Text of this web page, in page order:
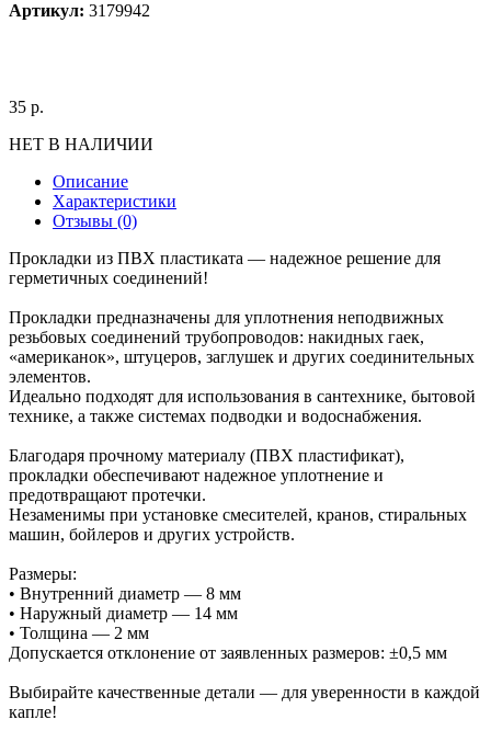
Артикул: 3179942
35 р.
НЕТ В НАЛИЧИИ
Описание
Характеристики
Отзывы (0)
Прокладки из ПВХ пластиката — надежное решение для
герметичных соединений!
Прокладки предназначены для уплотнения неподвижных
резьбовых соединений трубопроводов: накидных гаек,
«американок», штуцеров, заглушек и других соединительных
элементов.
Идеально подходят для использования в сантехнике, бытовой
технике, а также системах подводки и водоснабжения.
Благодаря прочному материалу (ПВХ пластификат),
прокладки обеспечивают надежное уплотнение и
предотвращают протечки.
Незаменимы при установке смесителей, кранов, стиральных
машин, бойлеров и других устройств.
Размеры:
• Внутренний диаметр — 8 мм
• Наружный диаметр — 14 мм
• Толщина — 2 мм
Допускается отклонение от заявленных размеров: ±0,5 мм
Выбирайте качественные детали — для уверенности в каждой
капле!